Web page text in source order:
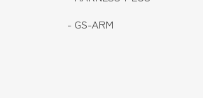
- GS-ARM